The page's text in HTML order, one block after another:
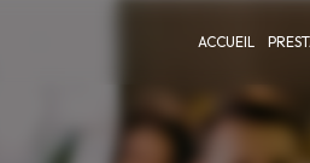
ACCUEIL